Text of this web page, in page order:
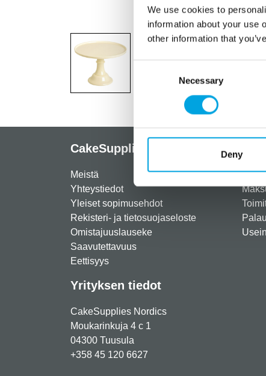
We use cookies to
information about your use
other information that
Necessary
Deny
CakeSupplies Nordics
Meistä
Yhteystiedot
Yleiset sopimusehdot
Rekisteri- ja tietosuojaseloste
Omistajuuslauseke
Saavutettavuus
Eettisyys
Yrityksen tiedot
CakeSupplies Nordics
Moukarinkuja 4 c 1
04300 Tuusula
+358 45 120 6627